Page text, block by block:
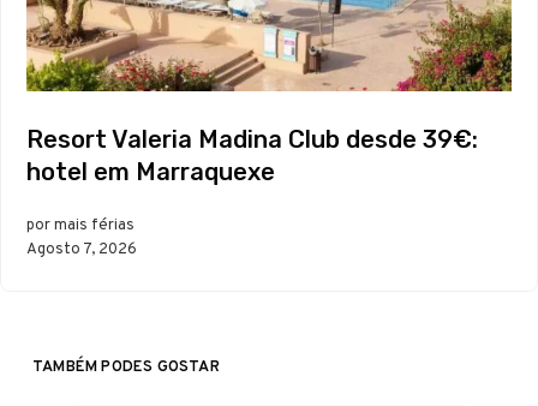
Resort Valeria Madina Club desde 39€:
hotel em Marraquexe
por mais férias
Agosto 7, 2026
TAMBÉM PODES GOSTAR